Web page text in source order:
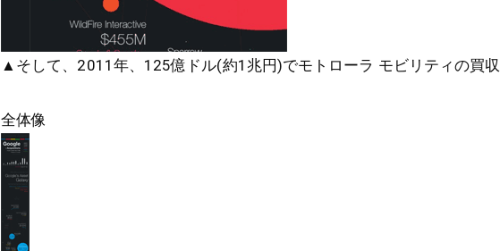
▲そして、2011年、125億ドル(約1兆円)でモトローラ モビリティの買収
全体像